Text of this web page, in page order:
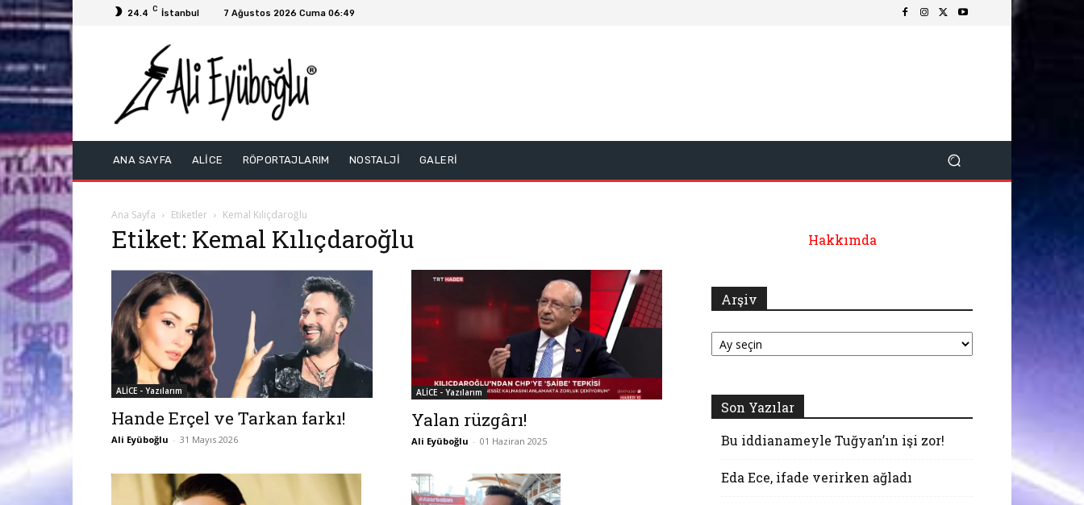
24.4 C İstanbul 7 Ağustos 2026 Cuma 06:49
ANA SAYFA ALİCE RÖPORTAJLARIM NOSTALJİ GALERİ
Ana Sayfa Etiketler Kemal Kılıçdaroğlu
Etiket: Kemal Kılıçdaroğlu
ALİCE - Yazılarım
Hande Erçel ve Tarkan farkı!
Ali Eyüboğlu - 31 Mayıs 2026
ALİCE - Yazılarım
Yalan rüzgârı!
Ali Eyüboğlu - 01 Haziran 2025
Hakkımda
Arşiv
Arşiv
Son Yazılar
Bu iddianameyle Tuğyan’ın işi zor!
Eda Ece, ifade verirken ağladı